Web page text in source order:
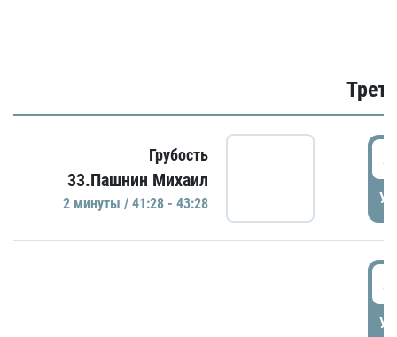
Грубость
33.Пашнин Михаил
2 минуты / 41:28 - 43:28